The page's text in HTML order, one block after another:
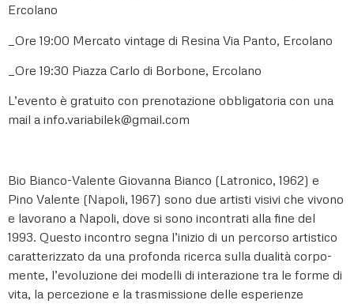
Ercolano
_Ore 19:00 Mercato vintage di Resina Via Panto, Ercolano
_Ore 19:30 Piazza Carlo di Borbone, Ercolano
L’evento è gratuito con prenotazione obbligatoria con una
mail a info.variabilek@gmail.com
Bio Bianco-Valente Giovanna Bianco (Latronico, 1962) e
Pino Valente (Napoli, 1967) sono due artisti visivi che vivono
e lavorano a Napoli, dove si sono incontrati alla fine del
1993. Questo incontro segna l’inizio di un percorso artistico
caratterizzato da una profonda ricerca sulla dualità corpo-
mente, l’evoluzione dei modelli di interazione tra le forme di
vita, la percezione e la trasmissione delle esperienze